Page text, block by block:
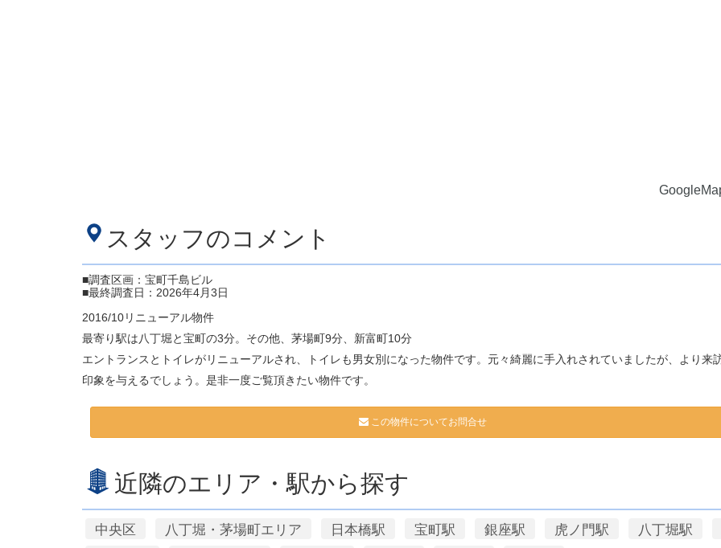
スタッフのコメント
■調査区画：宝町千島ビル
■最終調査日：2026年4月3日
2016/10リニューアル物件
最寄り駅は八丁堀と宝町の3分。その他、茅場町9分、新富町10分
エントランスとトイレがリニューアルされ、トイレも男女別になった物件です。元々綺麗に手入れされていましたが、より来
印象を与えるでしょう。是非一度ご覧頂きたい物件です。
この物件についてお問合せ
近隣のエリア・駅から探す
中央区 八丁堀・茅場町エリア 日本橋駅 宝町駅 銀座駅 虎ノ門駅 八丁堀駅